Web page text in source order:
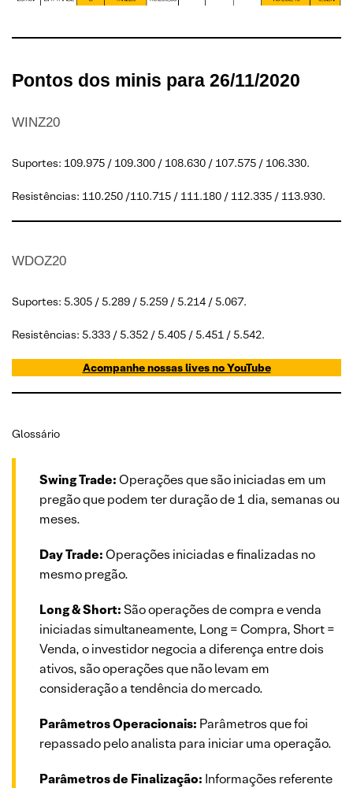
Pontos dos minis para 26/11/2020
WINZ20
Suportes: 109.975 / 109.300 / 108.630 / 107.575 / 106.330.
Resistências: 110.250 /110.715 / 111.180 / 112.335 / 113.930.
WDOZ20
Suportes: 5.305 / 5.289 / 5.259 / 5.214 / 5.067.
Resistências: 5.333 / 5.352 / 5.405 / 5.451 / 5.542.
Acompanhe nossas lives no YouTube
Glossário
Swing Trade:Operações que são iniciadas em um
pregão que podem ter duração de 1 dia, semanas ou
meses.
Day Trade:Operações iniciadas e finalizadas no
mesmo pregão.
Long & Short:São operações de compra e venda
iniciadas simultaneamente, Long = Compra, Short =
Venda, o investidor negocia a diferença entre dois
ativos, são operações que não levam em
consideração a tendência do mercado.
Parâmetros Operacionais: Parâmetros que foi
repassado pelo analista para iniciar uma operação.
Parâmetros de Finalização: Informações referente